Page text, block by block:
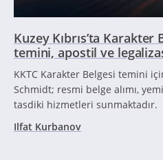
Kuzey Kıbrıs’ta Karakter
temini, apostil ve
KKTC Karakter Belgesi temini
Schmidt; resmi belge alımı,
tasdiki hizmetleri sunmaktadır.
Ilfat Kurbanov